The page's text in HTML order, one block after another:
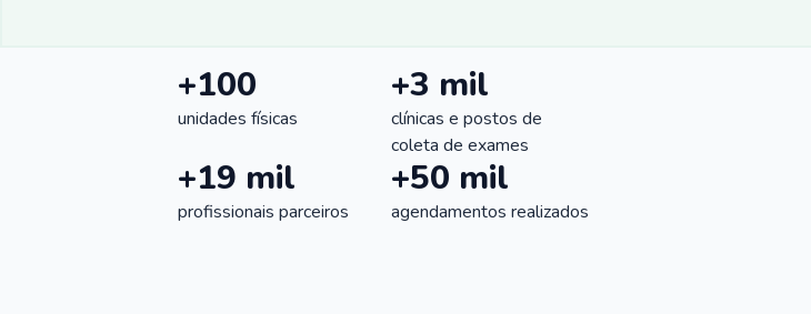
+100
unidades físicas
+3 mil
clínicas e postos de
coleta de exames
+19 mil
profissionais parceiros
+50 mil
agendamentos realizados